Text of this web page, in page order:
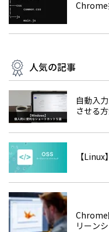
Chrome
人気の記事
自動入
させる
【
Chrome
リーン